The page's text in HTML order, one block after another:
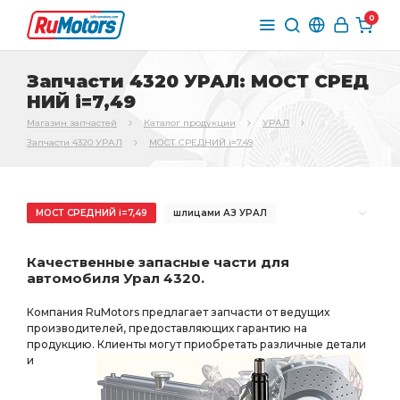
0
Запчасти 4320 УРАЛ: МОСТ СРЕД
НИЙ i=7,49
Магазин запчастей Каталог продукции
УРАЛ
Запчасти 4320 УРАЛ
МОСТ СРЕДНИЙ i=7,49
МОСТ СРЕДНИЙ i=7,49 шлицами АЗ УРАЛ
РЕДУКТОР СРЕДНЕГО РЕДУКТОР СРЕДНЕГО МОСТА
торц. шлицами пневмотормоза АЗ УРАЛ
необходимы ПД АЗ УРАЛ торц. шлицами АЗ УРАЛ
i=7.49 49 зуб МОСТА i=7.49 БМКД АЗ УРАЛ
Качественные запасные части для
автомобиля Урал 4320.
Компания RuMotors предлагает запчасти от ведущих
производителей, предоставляющих гарантию на
продукцию. Клиенты могут приобретать различные детали
и